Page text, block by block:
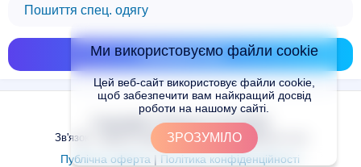
Пошиття спец. одягу
Показати всі
Copyright © Places.in.UA 2024
Зв'язок з адміністрацією сайту: admin@places.in.ua
Публічна оферта | Політика конфіденційності
Ми використовуємо файли cookie
Цей веб-сайт використовує файли cookie,
щоб забезпечити вам найкращий досвід
роботи на нашому сайті.
ЗРОЗУМІЛО